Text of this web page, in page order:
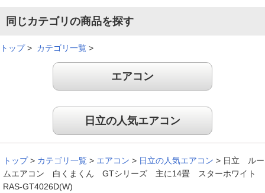
エアコン内部のお掃除機能が充実してるところが魅力的だと思
う。
（熊本県20代
ＥＣＯこれっきりが良い
スでお買い得と知って購入を決めました。おまかせ運転（ＥＣ
Ｏこれっきり）が冷えすぎず風も柔らかで微妙ないいバランス
をとってくれてるなと感じ気に入りました。もちろん設定温度
同じカテゴリの商品を探す
トップ> カテゴリ一覧 >
エアコン
日立の人気エアコン
トップ > カテゴリ一覧 > エアコン > 日立の人気エアコン > 日立 ルー
ムエアコン 白くまくん GTシリーズ 主に14畳 スターホワイト
RAS-GT4026D(W)